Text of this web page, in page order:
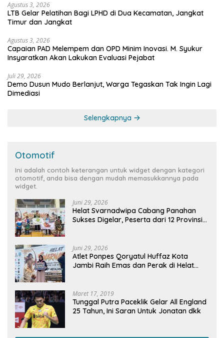
Agustus 3, 2026
LTB Gelar Pelatihan Bagi LPHD di Dua Kecamatan, Jangkat
Timur dan Jangkat
Agustus 3, 2026
Capaian PAD Melempem dan OPD Minim Inovasi. M. Syukur
Insyaratkan Akan Lakukan Evaluasi Pejabat
Juli 29, 2026
Demo Dusun Mudo Berlanjut, Warga Tegaskan Tak Ingin Lagi
Dimediasi
Selengkapnya
Otomotif
Ini adalah contoh keterangan untuk widget dengan kategori
otomotif, anda bisa dengan mudah memasukkannya pada
widget.
Juni 29, 2026
Helat Svarnadwipa Cabang Panahan
Sukses Digelar, Peserta dari 12 Provinsi
Juni 29, 2026
Atlet Ponpes Qoryatul Huffaz Kota
Jambi Raih Emas dan Perak di Helat
Maret 17, 2019
Tunggal Putra Paceklik Gelar All England
25 Tahun, Ini Saran Untuk Jonatan dkk